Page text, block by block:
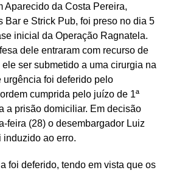
Aparecido da Costa Pereira,
Bar e Strick Pub, foi preso no dia 5
inicial da Operação Ragnatela.
dele entraram com recurso de
ser submetido a uma cirurgia na
urgência foi deferido pelo
cumprida pelo juízo de 1ª
a prisão domiciliar. Em decisão
feira (28) o desembargador Luiz
induzido ao erro.
foi deferido, tendo em vista que os